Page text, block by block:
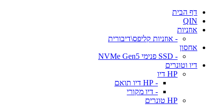
דף הבית
QIN
אוזניות
- אוזניות קליפס\דיבורית
אחסון
- SSD פנימי NVMe Gen5
דיו וטונרים
HP דיו
- HP דיו תואם
- דיו מקורי
HP טונרים